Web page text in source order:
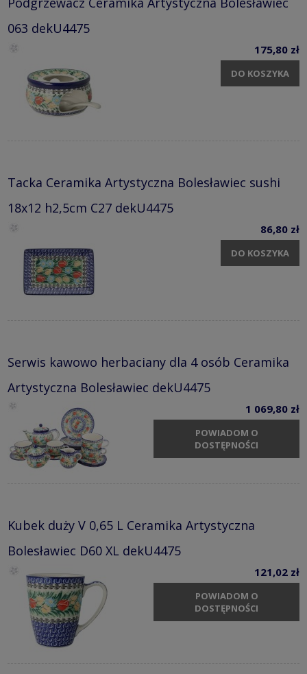
063 dekU4475
175,80 zł
DO KOSZYKA
Tacka Ceramika Artystyczna Bolesławiec sushi
18x12 h2,5cm C27 dekU4475
86,80 zł
DO KOSZYKA
Serwis kawowo herbaciany dla 4 osób Ceramika
Artystyczna Bolesławiec dekU4475
1 069,80 zł
POWIADOM O
DOSTĘPNOŚCI
Kubek duży V 0,65 L Ceramika Artystyczna
Bolesławiec D60 XL dekU4475
121,02 zł
POWIADOM O
DOSTĘPNOŚCI